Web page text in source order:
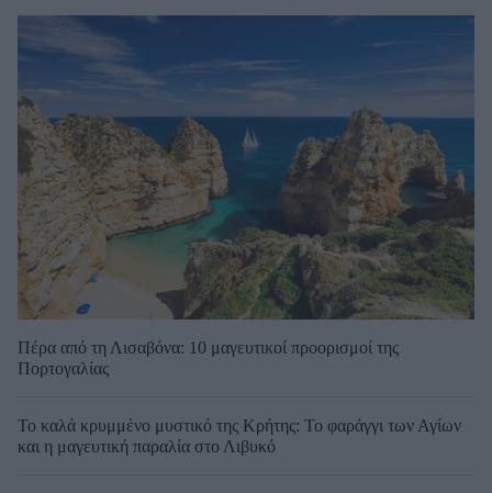
Πέρα από τη Λισαβόνα: 10 μαγευτικοί προορισμοί της
Πορτογαλίας
Το καλά κρυμμένο μυστικό της Κρήτης: Το φαράγγι των Αγίων
και η μαγευτική παραλία στο Λιβυκό